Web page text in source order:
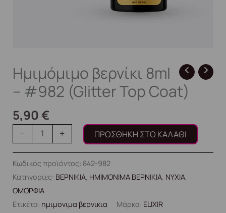
Ημιμόμιμο βερνίκι 8ml
– #982 (Glitter Top Coat)
5,90 €
- + ΠΡΟΣΘΉΚΗ ΣΤΟ ΚΑΛΆΘΙ
Κωδικός προϊόντος: 842-982
Κατηγορίες: ΒΕΡΝΙΚΙΑ, ΗΜΙΜΟΝΙΜΑ ΒΕΡΝΙΚΙΑ, ΝΥΧΙΑ,
ΟΜΟΡΦΙΑ
Ετικέτα: ημιμονιμα βερνικια Μάρκα: ELIXIR